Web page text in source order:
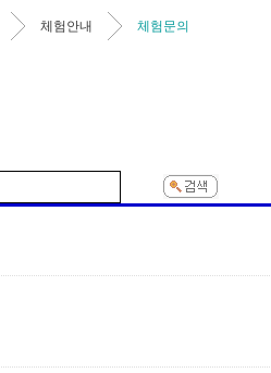
체험안내 체험문의